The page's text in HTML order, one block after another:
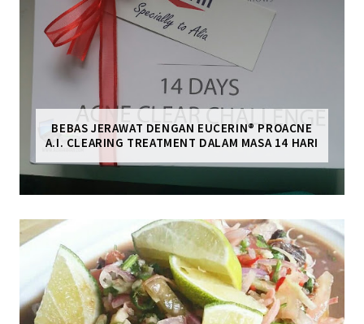
BEBAS JERAWAT DENGAN EUCERIN® PROACNE
A.I. CLEARING TREATMENT DALAM MASA 14 HARI